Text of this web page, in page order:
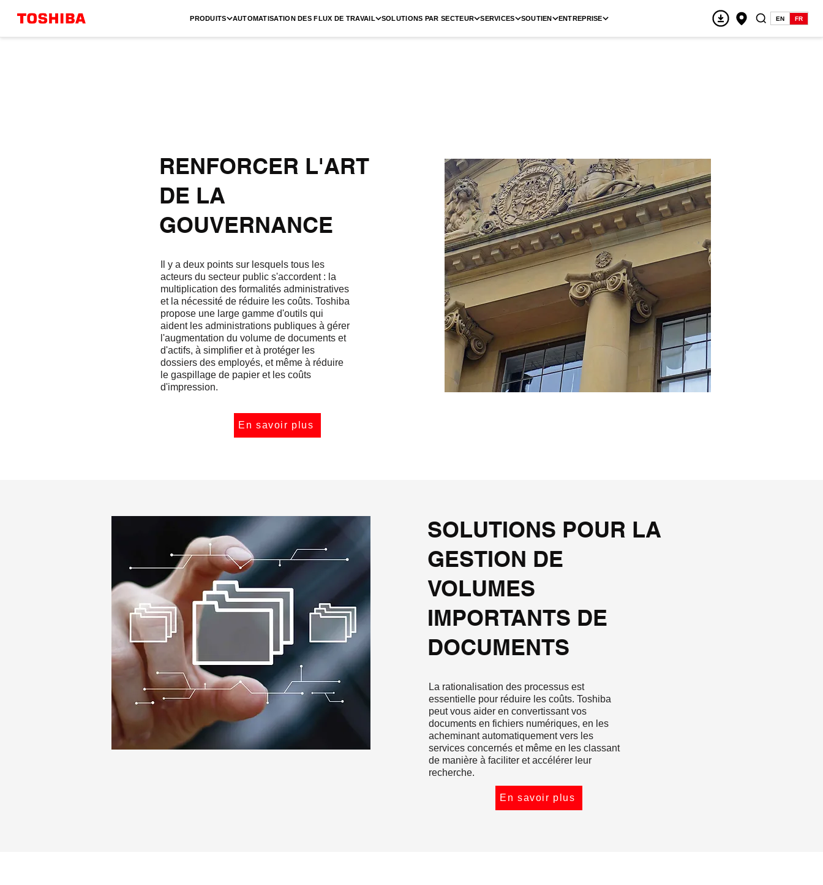
PRODUITS AUTOMATISATION DES FLUX DE TRAVAIL SOLUTIONS PAR SECTEUR SERVICES SOUTIEN ENTREPRISE EN FR
RENFORCER L'ART
DE LA
GOUVERNANCE
Il y a deux points sur lesquels tous les
acteurs du secteur public s'accordent : la
multiplication des formalités administratives
et la nécessité de réduire les coûts. Toshiba
propose une large gamme d'outils qui
aident les administrations publiques à gérer
l'augmentation du volume de documents et
d'actifs, à simplifier et à protéger les
dossiers des employés, et même à réduire
le gaspillage de papier et les coûts
d'impression.
En savoir plus
SOLUTIONS POUR LA
GESTION DE
VOLUMES
IMPORTANTS DE
DOCUMENTS
La rationalisation des processus est
essentielle pour réduire les coûts. Toshiba
peut vous aider en convertissant vos
documents en fichiers numériques, en les
acheminant automatiquement vers les
services concernés et même en les classant
de manière à faciliter et accélérer leur
recherche.
En savoir plus